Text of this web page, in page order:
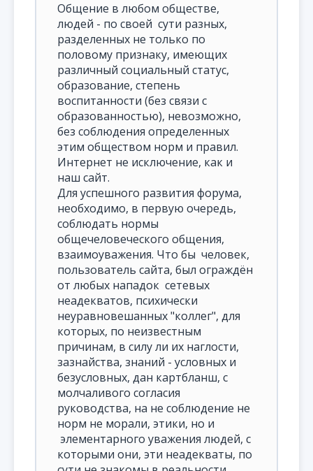
Общение в любом обществе,
людей - по своей сути разных,
разделенных не только по
половому признаку, имеющих
различный социальный статус,
образование, степень
воспитанности (без связи с
образованностью), невозможно,
без соблюдения определенных
этим обществом норм и правил.
Интернет не исключение, как и
наш сайт.
Для успешного развития форума,
необходимо, в первую очередь,
соблюдать нормы
общечеловеческого общения,
взаимоуважения. Что бы человек,
пользователь сайта, был ограждён
от любых нападок сетевых
неадекватов, психически
неуравновешанных "коллег", для
которых, по неизвестным
причинам, в силу ли их наглости,
зазнайства, знаний - условных и
безусловных, дан картбланш, с
молчаливого согласия
руководства, на не соблюдение не
норм не морали, этики, но и
элементарного уважения людей, с
которыми они, эти неадекваты, по